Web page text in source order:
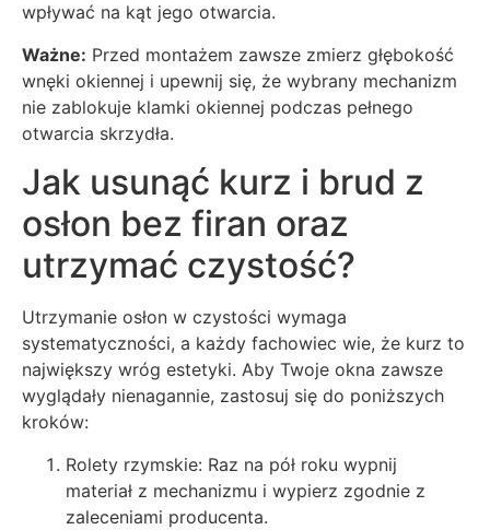
wpływać na kąt jego otwarcia.
Ważne: Przed montażem zawsze zmierz głębokość
wnęki okiennej i upewnij się, że wybrany mechanizm
nie zablokuje klamki okiennej podczas pełnego
otwarcia skrzydła.
Jak usunąć kurz i brud z
osłon bez firan oraz
utrzymać czystość?
Utrzymanie osłon w czystości wymaga
systematyczności, a każdy fachowiec wie, że kurz to
największy wróg estetyki. Aby Twoje okna zawsze
wyglądały nienagannie, zastosuj się do poniższych
kroków:
Rolety rzymskie: Raz na pół roku wypnij
materiał z mechanizmu i wypierz zgodnie z
zaleceniami producenta.